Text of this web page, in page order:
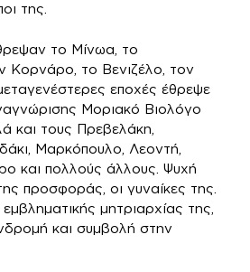
της.
το Μίνωα, το
Κορνάρο, το Βενιζέλο, τον
εποχές έθρεψε
Μοριακό Βιολόγο
και τους Πρεβελάκη,
Μαρκόπουλο, Λεοντή,
και πολλούς άλλους. Ψυχή
προσφοράς, οι γυναίκες της.
μητριαρχίας της,
και συμβολή στην